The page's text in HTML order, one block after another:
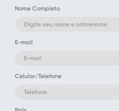
Nome Completo
E-mail
Celular/Telefone